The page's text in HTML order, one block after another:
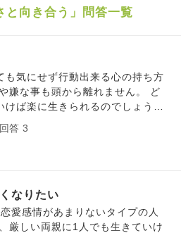
と向き合う」問答一覧
も気にせず行動出来る心の持ち方
嫌な事も頭から離れません。 ど
けば楽に生きられるのでしょう
回答 3
なりたい
厳しい両親に1人でも生きていけ